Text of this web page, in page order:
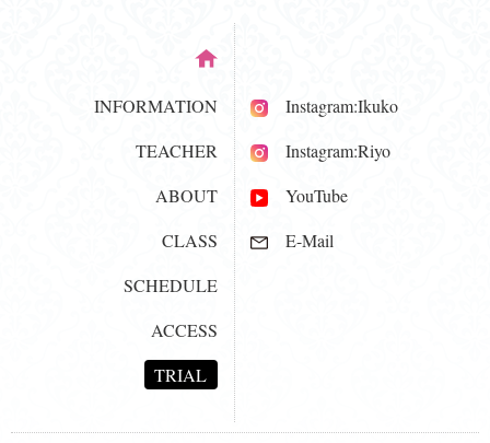
INFORMATION
TEACHER
ABOUT
CLASS
SCHEDULE
ACCESS
TRIAL
Instagram:Ikuko
Instagram:Riyo
YouTube
E-Mail